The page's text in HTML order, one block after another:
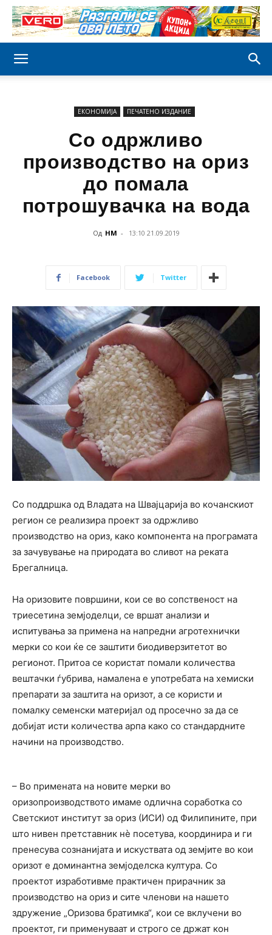
ЕКОНОМИЈА ПЕЧАТЕНО ИЗДАНИЕ
Со одржливо
производство на ориз
до помала
потрошувачка на вода
Од НМ - 13:10 21.09.2019
Facebook Twitter
Со поддршка од Владата на Швајцарија во кочанскиот
регион се реализира проект за одржливо
производство на ориз, како компонента на програмата
за зачувување на природата во сливот на реката
Брегалница.
На оризовите површини, кои се во сопственост на
триесетина земјоделци, се вршат анализи и
испитувања за примена на напредни агротехнички
мерки со кои ќе се заштити биодиверзитетот во
регионот. Притоа се користат помали количества
вештачки ѓубрива, намалена е употребата на хемиски
препарати за заштита на оризот, а се користи и
помалку семенски материјал од просечно за да се
добијат исти количества арпа како со стандардните
начини на производство.
– Во примената на новите мерки во
оризопроизводството имаме одлична соработка со
Светскиот институт за ориз (ИСИ) од Филипините, при
што нивен претставник нè посетува, координира и ги
пренесува сознанијата и искуствата од земјите во кои
оризот е доминантна земјоделска култура. Со
проектот изработивме практичен прирачник за
производство на ориз и сите членови на нашето
здружение „Оризова братимка“, кои се вклучени во
проектот, ги применуваат и строго се држат кон